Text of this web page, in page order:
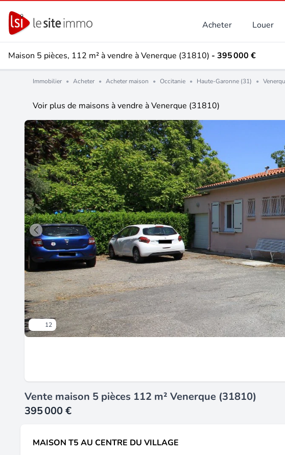
Acheter Louer
Maison 5 pièces, 112 m² à vendre à Venerque (31810) - 395 000 €
Immobilier • Acheter • Acheter maison • Occitanie • Haute-Garonne (31) •
Voir plus de maisons à vendre à Venerque (31810)
12
Vente maison 5 pièces 112 m² Venerque (31810)
395 000 €
MAISON T5 AU CENTRE DU VILLAGE